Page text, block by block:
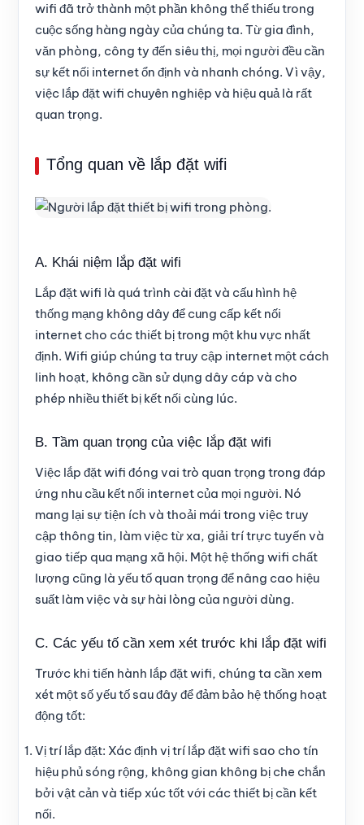
wifi đã trở thành một phần không thể thiếu trong
cuộc sống hàng ngày của chúng ta. Từ gia đình,
văn phòng, công ty đến siêu thị, mọi người đều cần
sự kết nối internet ổn định và nhanh chóng. Vì vậy,
việc lắp đặt wifi chuyên nghiệp và hiệu quả là rất
quan trọng.
Tổng quan về lắp đặt wifi
A. Khái niệm lắp đặt wifi
Lắp đặt wifi là quá trình cài đặt và cấu hình hệ
thống mạng không dây để cung cấp kết nối
internet cho các thiết bị trong một khu vực nhất
định. Wifi giúp chúng ta truy cập internet một cách
linh hoạt, không cần sử dụng dây cáp và cho
phép nhiều thiết bị kết nối cùng lúc.
B. Tầm quan trọng của việc lắp đặt wifi
Việc lắp đặt wifi đóng vai trò quan trọng trong đáp
ứng nhu cầu kết nối internet của mọi người. Nó
mang lại sự tiện ích và thoải mái trong việc truy
cập thông tin, làm việc từ xa, giải trí trực tuyến và
giao tiếp qua mạng xã hội. Một hệ thống wifi chất
lượng cũng là yếu tố quan trọng để nâng cao hiệu
suất làm việc và sự hài lòng của người dùng.
C. Các yếu tố cần xem xét trước khi lắp đặt wifi
Trước khi tiến hành lắp đặt wifi, chúng ta cần xem
xét một số yếu tố sau đây để đảm bảo hệ thống hoạt
động tốt:
Vị trí lắp đặt: Xác định vị trí lắp đặt wifi sao cho tín
hiệu phủ sóng rộng, không gian không bị che chắn
bởi vật cản và tiếp xúc tốt với các thiết bị cần kết
nối.